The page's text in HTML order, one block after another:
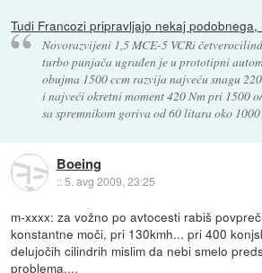
Tudi Francozi pripravljajo nekaj podobnega,
Novorazvijeni 1,5 MCE-5 VCRi
turbo punjača ugrađen je u prototipni
obujma 1500 ccm razvija najveću snagu
i najveći okretni moment 420 Nm pri 1500
sa spremnikom goriva od 60 litara oko
Boeing
::5. avg 2009, 23:25
m-xxxx: za vožno po avtocesti rabiš
konstantne moči, pri 130kmh... pri 400
delujočih cilindrih mislim da nebi smelo
problema....